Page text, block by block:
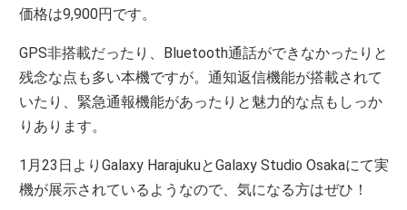
価格は9,900円です。
GPS非搭載だったり、Bluetooth通話ができなかったりと
残念な点も多い本機ですが。通知返信機能が搭載されて
いたり、緊急通報機能があったりと魅力的な点もしっか
りあります。
1月23日よりGalaxy HarajukuとGalaxy Studio Osakaにて実
機が展示されているようなので、気になる方はぜひ！